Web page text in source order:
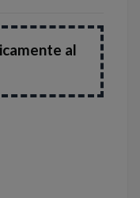
al